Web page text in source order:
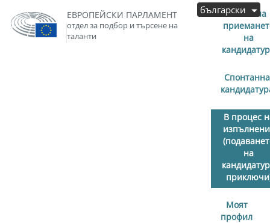
ЕВРОПЕЙСКИ ПАРЛАМЕНТ
отдел за подбор и търсене на
таланти
Започна
на
Спонтанна
В процес
на
Моят
профил
български